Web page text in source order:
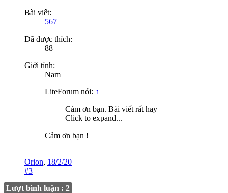
Bài viết:
567
Đã được thích:
88
Giới tính:
Nam
LiteForum nói: ↑
Cám ơn bạn. Bài viết rất hay
Click to expand...
Cảm ơn bạn !
Orion, 18/2/20
#3
Lượt bình luận : 2